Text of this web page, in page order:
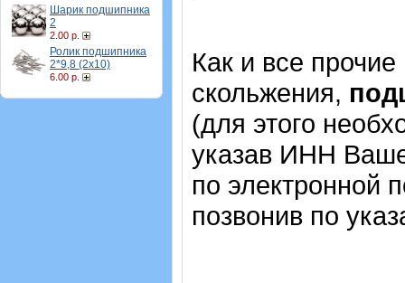
Шарик подшипника
2
2.00 р.
Ролик подшипника
2*9,8 (2х10)
6.00 р.
Как и все
скольжения,
(для этого
указав ИНН
по электронной
позвонив по